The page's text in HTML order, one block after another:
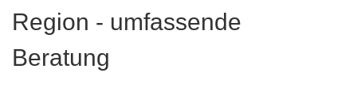
Region - umfassende
Beratung